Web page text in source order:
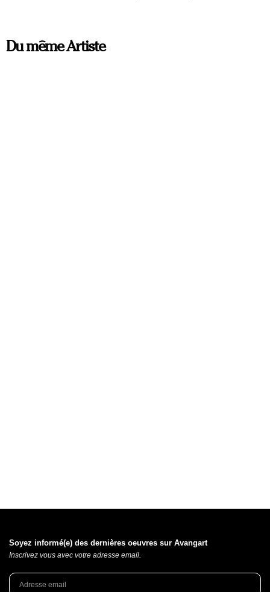
Du même Artiste
Soyez informé(e) des dernières oeuvres sur Avangart
Inscrivez vous avec votre adresse email.